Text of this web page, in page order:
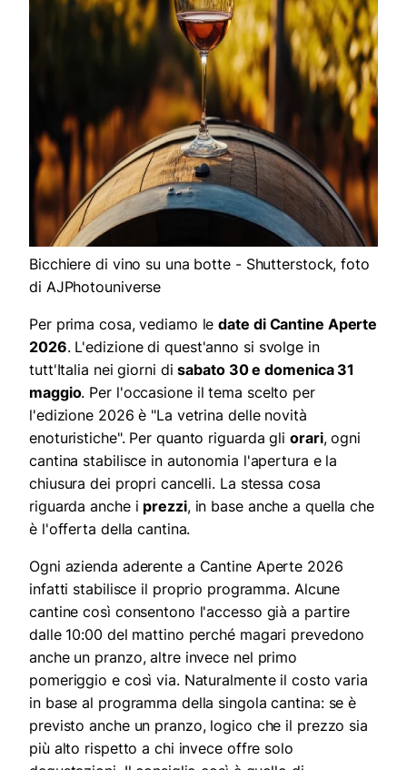
Bicchiere di vino su una botte - Shutterstock, foto
di AJPhotouniverse
Per prima cosa, vediamo ledate di Cantine Aperte
2026. L'edizione di quest'anno si svolge in
tutt'Italia nei giorni disabato 30 e domenica 31
maggio. Per l'occasione il tema scelto per
l'edizione 2026 è "La vetrina delle novità
enoturistiche". Per quanto riguarda gli orari, ogni
cantina stabilisce in autonomia l'apertura e la
chiusura dei propri cancelli. La stessa cosa
riguarda anche i prezzi, in base anche a quella che
è l'offerta della cantina.
Ogni azienda aderente a Cantine Aperte 2026
infatti stabilisce il proprio programma. Alcune
cantine così consentono l'accesso già a partire
dalle 10:00 del mattino perché magari prevedono
anche un pranzo, altre invece nel primo
pomeriggio e così via. Naturalmente il costo varia
in base al programma della singola cantina: se è
previsto anche un pranzo, logico che il prezzo sia
più alto rispetto a chi invece offre solo